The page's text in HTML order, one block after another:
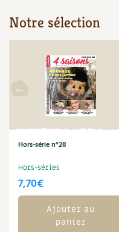
Notre sélection
Hors-série n°28
Hors-séries
7,70€
Ajouter au
panier